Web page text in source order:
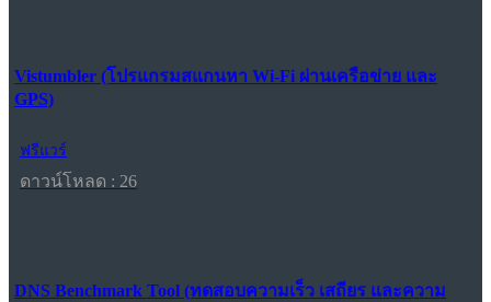
Vistumbler (โปรแกรมสแกนหา Wi-Fi ผ่านเครือข่าย และ
GPS)
ฟรีแวร์
ดาวน์โหลด : 26
DNS Benchmark Tool (ทดสอบความเร็ว เสถียร และความ